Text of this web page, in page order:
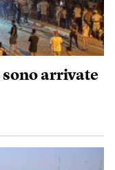
sono arrivate